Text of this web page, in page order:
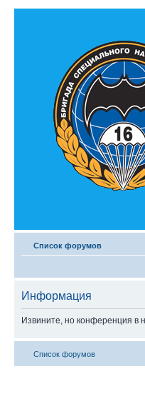
Список форумов
Информация
Извините, но конференция в
Список форумов